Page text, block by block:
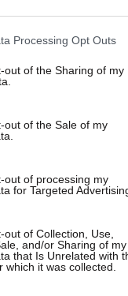
website/app uses
visit or usage
to Google and its
below specified
Processing Opt Outs
out of the Sharing of my
out of the Sale of my
out of processing my
for Targeted
out of Collection, Use,
and/or Sharing of my
that Is Unrelated with
which it was collected.
ΤΟ ΣΧΟΛΙΟ ΣΑΣ